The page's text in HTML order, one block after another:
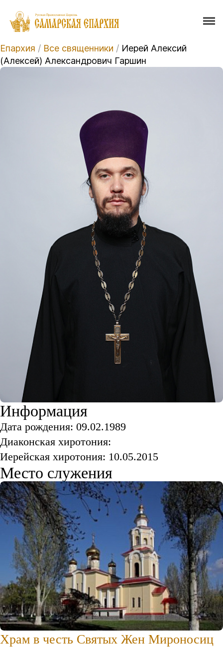
Епархия / Все священники / Иерей Алексий
(Алексей) Александрович Гаршин
Информация
Дата рождения: 09.02.1989
Диаконская хиротония:
Иерейская хиротония: 10.05.2015
Место служения
Храм в честь Святых Жен Мироносиц